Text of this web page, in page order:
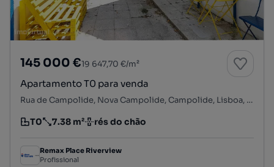
145 000 €19 647,70 €/m²
Apartamento T0 para venda
Rua de Campolide, Nova Campolide, Campolide, Lisboa, Lisboa
Tipologia
T0
Preço por metro quadrado
7.38 m²
Andar rés do chão
Remax Place Riverview
Profissional